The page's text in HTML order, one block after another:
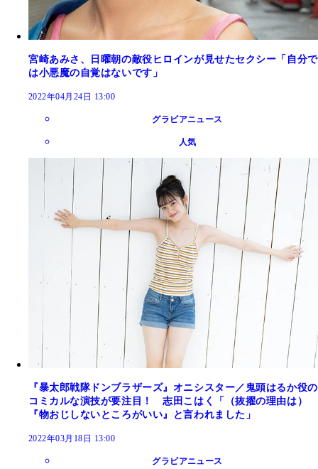
宮崎あみさ、日曜朝の敵役ヒロインが見せたセクシー「自分で
は小悪魔の自覚はないです」
2022年04月24日 13:00
グラビアニュース
人気
『暴太郎戦隊ドンブラザーズ』オニシスター／鬼頭はるか役の
コミカルな演技が要注目！ 志田こはく「（抜擢の理由は）
『物おじしないところがいい』と言われました」
2022年03月18日 13:00
グラビアニュース